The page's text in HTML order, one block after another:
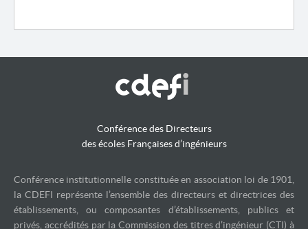
Conférence des Directeurs
des écoles Françaises d’ingénieurs
Conférence institutionnelle constituée en association loi de 1901,
la CDEFI représente l’ensemble des directeurs et directrices des
établissements, ou composantes d’établissements, publics et
privés, accrédités par la Commission des titres d’ingénieur (CTI) à